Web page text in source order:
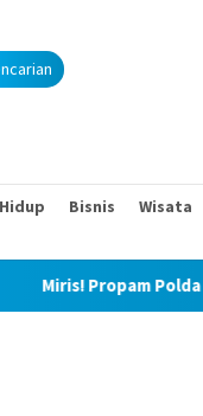
Bisnis Wisata
Polda Sumut dan